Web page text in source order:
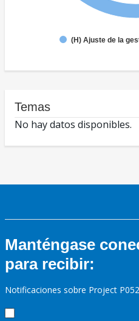
(H) Ajuste de la
Temas
No hay datos disponibles.
Manténgase
para recibir:
Notificaciones sobre Project